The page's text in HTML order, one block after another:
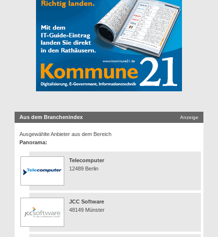
Aus dem Branchenindex Anzeige
Ausgewählte Anbieter aus dem Bereich
Panorama:
Telecomputer
12489 Berlin
JCC Software
48149 Münster